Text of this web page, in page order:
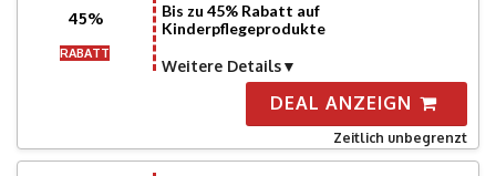
45%
RABATT
Bis zu 45% Rabatt auf
Kinderpflegeprodukte
Weitere Details
DEAL ANZEIGN
Zeitlich unbegrenzt